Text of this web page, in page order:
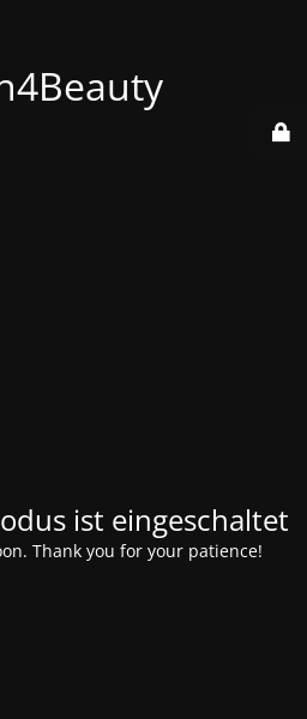
ist eingeschaltet
Thank you for your patience!